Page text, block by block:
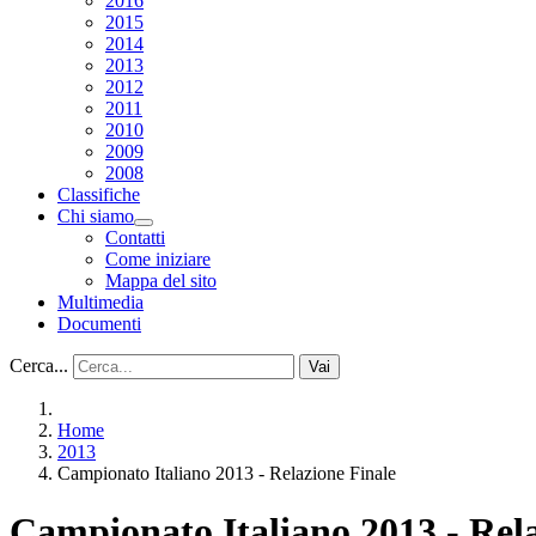
2015
2014
2013
2012
2011
2010
2009
2008
Classifiche
Chi siamo
Contatti
Come iniziare
Mappa del sito
Multimedia
Documenti
Cerca... Vai
Home
2013
Campionato Italiano 2013 - Relazione Finale